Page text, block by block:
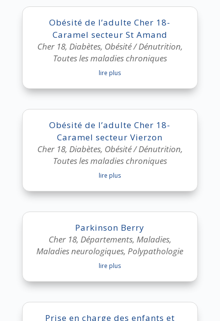
Obésité de l’adulte Cher 18-
Caramel secteur St Amand
Cher 18, Diabètes, Obésité / Dénutrition,
Toutes les maladies chroniques
lire plus
Obésité de l’adulte Cher 18-
Caramel secteur Vierzon
Cher 18, Diabètes, Obésité / Dénutrition,
Toutes les maladies chroniques
lire plus
Parkinson Berry
Cher 18, Départements, Maladies,
Maladies neurologiques,Polypathologie
lire plus
Prise en charge des enfants et